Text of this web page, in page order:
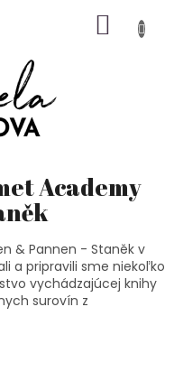
KOŠÍK
Academy
& Pannen - Staněk v
a pripravili sme niekoľko
vychádzajúcej knihy
surovín z